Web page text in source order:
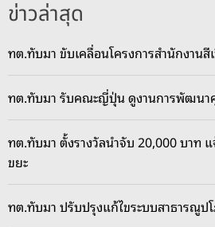
ข่าวล่าสุด
ทต.ทับมา ขับเคลื่อนโครงการสำนักงานสี
ทต.ทับมา รับคณะญี่ปุ่น ดูงานการพัฒน
ทต.ทับมา ตั้งรางวัลนำจับ 20,000 บาท
ขยะ
ทต.ทับมา ปรับปรุงแก้ไขระบบสาธารณูป